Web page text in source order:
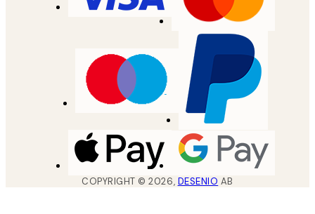
COPYRIGHT ©2026, DESENIO AB